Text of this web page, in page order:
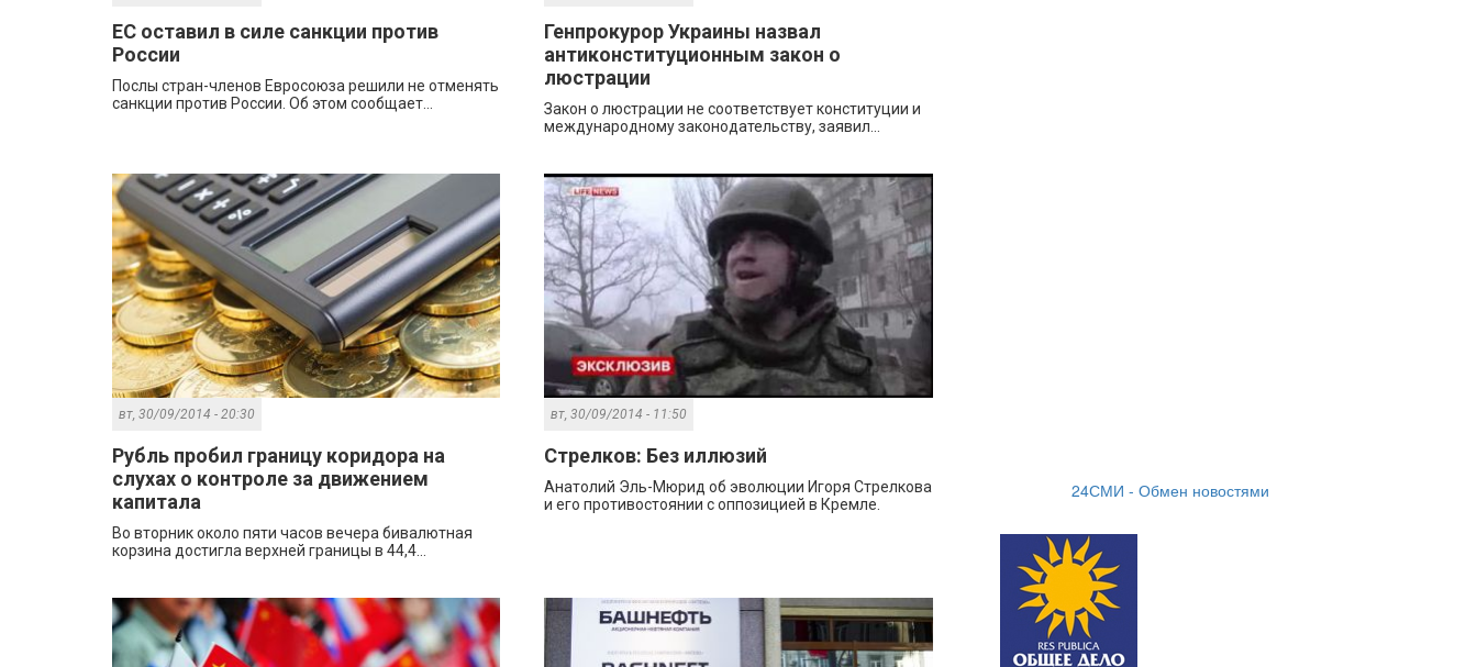
ЕС оставил в силе санкции против
России
Послы стран-членов Евросоюза решили не отменять
санкции против России. Об этом сообщает...
Генпрокурор Украины назвал
антиконституционным закон о
люстрации
Закон о люстрации не соответствует конституции и
международному законодательству, заявил...
вт, 30/09/2014 - 20:30
Рубль пробил границу коридора на
слухах о контроле за движением
капитала
Во вторник около пяти часов вечера бивалютная
корзина достигла верхней границы в 44,4...
вт, 30/09/2014 - 11:50
Стрелков: Без иллюзий
Анатолий Эль-Мюрид об эволюции Игоря Стрелкова
и его противостоянии с оппозицией в Кремле.
24СМИ - Обмен новостями